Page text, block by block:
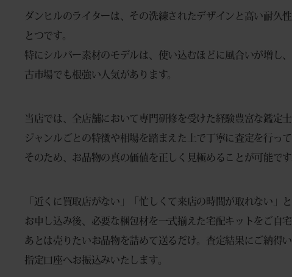
ダンヒルのライターは、その洗練されたデザインと高い耐久
とつです。
特にシルバー素材のモデルは、使い込むほどに風合いが増し
古市場でも根強い人気があります。
当店では、全店舗において専門研修を受けた経験豊富な鑑定
ジャンルごとの特徴や相場を踏まえた上で丁寧に査定を行って
そのため、お品物の真の価値を正しく見極めることが可能です
「近くに買取店がない」「忙しくて来店の時間が取れない」
お申し込み後、必要な梱包材を一式揃えた宅配キットをご自
あとは売りたいお品物を詰めて送るだけ。査定結果にご納得
指定口座へお振込みいたします。